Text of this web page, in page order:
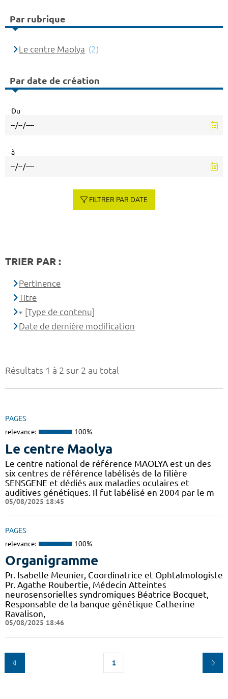
Résultats 1 à 2 sur 2 au total
PAGES
relevance: 100%
Le centre Maolya
Le centre national de référence MAOLYA est un des
six centres de référence labélisés de la filière
SENSGENE et dédiés aux maladies oculaires et
auditives génétiques. Il fut labélisé en 2004 par le m
05/08/2025 18:45
PAGES
relevance: 100%
Organigramme
Pr. Isabelle Meunier, Coordinatrice et Ophtalmologiste
Pr. Agathe Roubertie, Médecin Atteintes
neurosensorielles syndromiques Béatrice Bocquet,
Responsable de la banque génétique Catherine
Ravalison,
05/08/2025 18:46
1
Par rubrique
Le centre Maolya (2)
Par date de création
Du
à
FILTRER PAR DATE
TRIER PAR :
Pertinence
Titre
[Type de contenu]
Date de dernière modification